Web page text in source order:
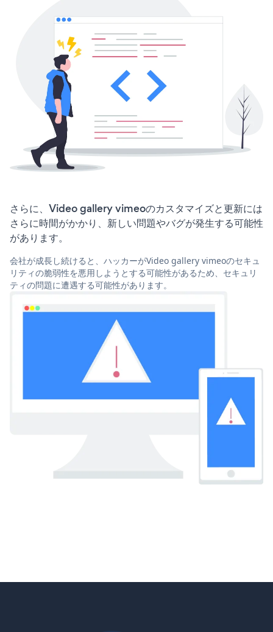
さらに、Video gallery vimeoのカスタマイズと更新には
さらに時間がかかり、新しい問題やバグが発生する可能性
があります。
会社が成長し続けると、ハッカーがVideo gallery vimeoのセキュ
リティの脆弱性を悪用しようとする可能性があるため、セキュリ
ティの問題に遭遇する可能性があります。